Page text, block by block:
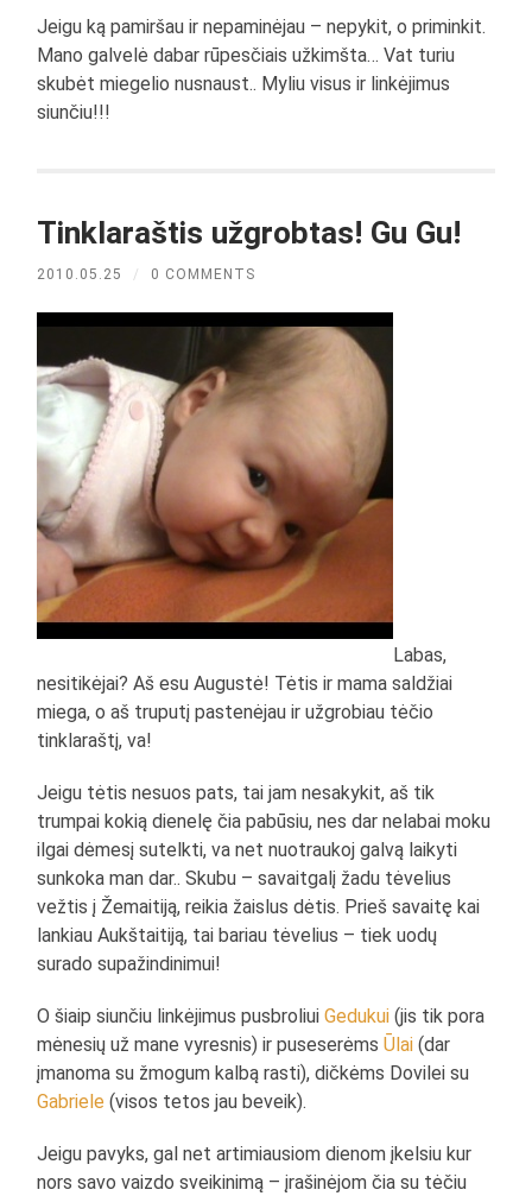
Jeigu ką pamiršau ir nepaminėjau – nepykit, o priminkit.
Mano galvelė dabar rūpesčiais užkimšta… Vat turiu
skubėt miegelio nusnaust.. Myliu visus ir linkėjimus
siunčiu!!!
Tinklaraštis užgrobtas! Gu Gu!
2010.05.25 / 0 COMMENTS
Labas,
nesitikėjai? Aš esu Augustė! Tėtis ir mama saldžiai
miega, o aš truputį pastenėjau ir užgrobiau tėčio
tinklaraštį, va!
Jeigu tėtis nesuos pats, tai jam nesakykit, aš tik
trumpai kokią dienelę čia pabūsiu, nes dar nelabai moku
ilgai dėmesį sutelkti, va net nuotraukoj galvą laikyti
sunkoka man dar.. Skubu – savaitgalį žadu tėvelius
vežtis į Žemaitiją, reikia žaislus dėtis. Prieš savaitę kai
lankiau Aukštaitiją, tai bariau tėvelius – tiek uodų
surado supažindinimui!
O šiaip siunčiu linkėjimus pusbroliuiGedukui (jis tik pora
mėnesių už mane vyresnis) ir puseserėmsŪlai (dar
įmanoma su žmogum kalbą rasti), dičkėms Dovilei su
Gabriele (visos tetos jau beveik).
Jeigu pavyks, gal net artimiausiom dienom įkelsiu kur
nors savo vaizdo sveikinimą – įrašinėjom čia su tėčiu